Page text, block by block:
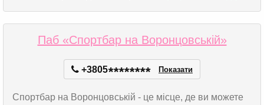
Паб «Спортбар на Воронцовській»
+3805******** Показати
Спортбар на Воронцовській - це місце, де ви можете